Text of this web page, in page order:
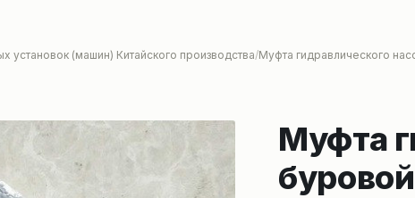
установок (машин) Китайского производства Муфта гидравлического
Муфта